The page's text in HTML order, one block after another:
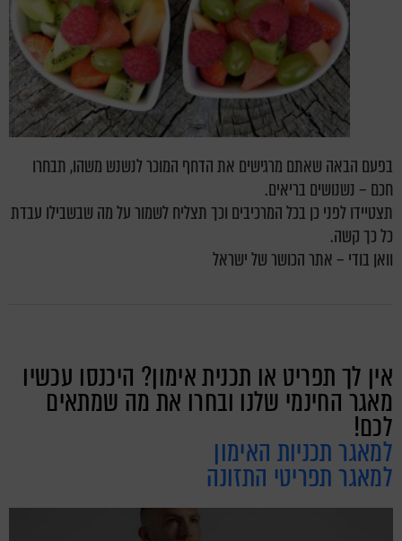
בפעם הבאה שאתם מרגישים את הדחף המוכר לנשנש משהו, תבחרו
חכם – נשנושים בריאים.
תצטיידו לפני כן בכל המרכיבים וכך תצליח לשמור על מה שבשבילו עבדת
כל כך קשה.
וואן בודי – אתר הכושר של ישראל
אין לך תפריט או תכנית אימון? היכנסו עכשיו
מאגר החינמי שלנו ובחרו את מה שמתאים
לכם!
למאגר תכניות האימון
למאגר תפריטי התזונה